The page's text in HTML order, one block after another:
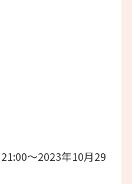
〜2023年10月29